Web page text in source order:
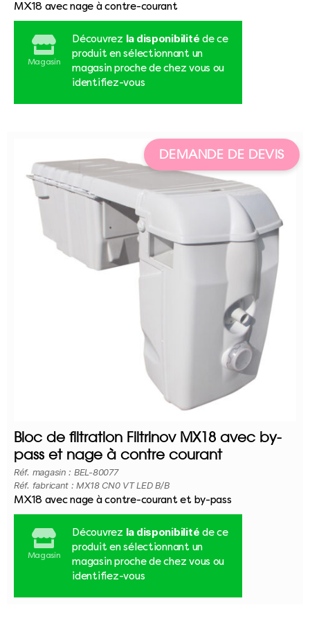
MX18 avec nage à contre-courant
Magasin
Découvrez la disponibilité de ce
produit en sélectionnant un
magasin proche de chez vous ou
identifiez-vous
Bloc de filtration Filtrinov MX18 avec by-
pass et nage à contre courant
DEMANDE DE DEVIS
Réf. magasin : BEL-80077
Réf. fabricant : MX18 CN0 VT LED B/B
MX18 avec nage à contre-courant et by-pass
Magasin
Découvrez la disponibilité de ce
produit en sélectionnant un
magasin proche de chez vous ou
identifiez-vous